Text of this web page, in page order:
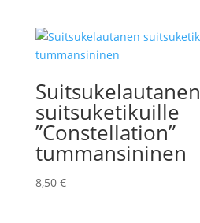
Suitsukelautanen
suitsuketikuille
”Constellation”
tummansininen
8,50 €